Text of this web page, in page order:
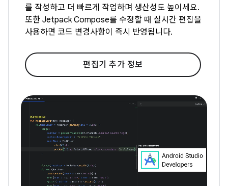
를 작성하고 더 빠르게 작업하며 생산성도 높이세요.
또한 Jetpack Compose를 수정할 때 실시간 편집을
사용하면 코드 변경사항이 즉시 반영됩니다.
편집기 추가 정보